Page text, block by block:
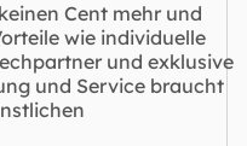
Cent mehr und
wie individuelle
und exklusive
und Service braucht